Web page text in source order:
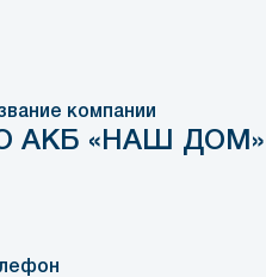
компании
АКБ «НАШ ДОМ»